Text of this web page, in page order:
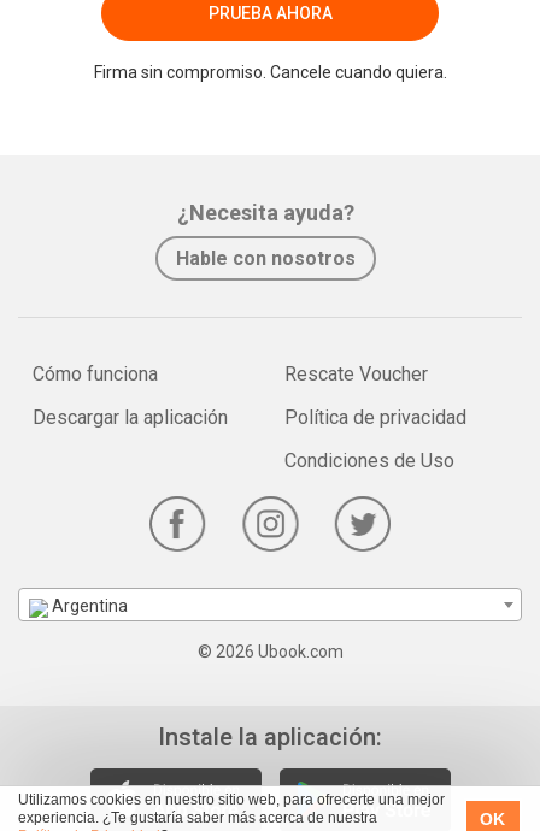
Utilizamos cookies en nuestro sitio web, para ofrecerte una mejor
experiencia. ¿Te gustaría saber más acerca de nuestra
OK
PRUEBA AHORA
Firma sin compromiso. Cancele cuando quiera.
¿Necesita ayuda?
Hable con nosotros
Cómo funciona
Descargar la aplicación
Rescate Voucher
Política de privacidad
Condiciones de Uso
Argentina
© 2026 Ubook.com
Instale la aplicación: